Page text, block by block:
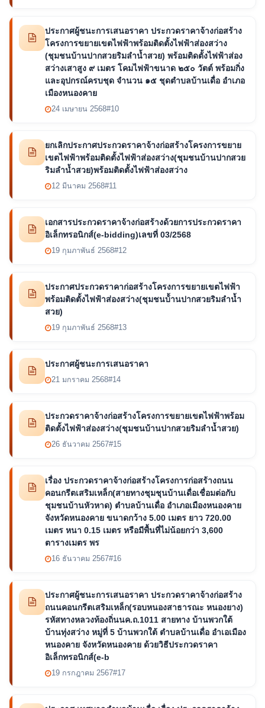
ประกาศผู้ชนะการเสนอราคา ประกวดราคาจ้างก่อสร้าง
โครงการขยายเขตไฟฟ้าพร้อมติดตั้งไฟฟ้าส่องสว่าง
(ชุมชนบ้านปากสวยริมลำน้ำสวย) พร้อมติดตั้งไฟฟ้าส่อง
สว่างเสาสูง ๙ เมตร โคมไฟฟ้าขนาด ๒๕๐ วัตต์ พร้อมกิ่ง
และอุปกรณ์ครบชุด จำนวน ๑๕ ชุดตำบลบ้านเดื่อ อำเภอ
เมืองหนองคาย
24 เมษายน 2568#10
ยกเลิกประกาศประกวดราคาจ้างก่อสร้างโครงการขยาย
เขตไฟฟ้าพร้อมติดตั้งไฟฟ้าส่องสว่าง(ชุมชนบ้านปากสวย
ริมลำน้ำสวย)พร้อมติดตั้งไฟฟ้าส่องสว่าง
12 มีนาคม 2568#11
เอกสารประกวดราคาจ้างก่อสร้างด้วยการประกวดราคา
อิเล็กทรอนิกส์(e-bidding)เลขที่ 03/2568
19 กุมภาพันธ์ 2568#12
ประกาศประกวดราคาก่อสร้างโครงการขยายเขตไฟฟ้า
พร้อมติดตั้งไฟฟ้าส่องสว่าง(ชุมชนบ้้านปากสวยริมลำน้ำ
สวย)
19 กุมภาพันธ์ 2568#13
ประกาศผู้ชนะการเสนอราคา
21 มกราคม 2568#14
ประกวดราคาจ้างก่อสร้างโครงการขยายเขตไฟฟ้าพร้อม
ติดตั้งไฟฟ้าส่องสว่าง(ชุมชนบ้านปากสวยริมลำน้ำสวย)
26 ธันวาคม 2567#15
เรื่อง ประกวดราคาจ้างก่อสร้างโครงการก่อสร้างถนน
คอนกรีตเสริมเหล็ก(สายทางชุมชุนบ้านเดื่อเชื่อมต่อกับ
ชุมชนบ้านหัวหาด) ตำบลบ้านเดื่อ อำเภอเมืองหนองคาย
จังหวัดหนองคาย ขนาดกว้าง 5.00 เมตร ยาว 720.00
เมตร หนา 0.15 เมตร หรือมีพื้นที่ไม่น้อยกว่า 3,600
ตารางเมตร พร
16 ธันวาคม 2567#16
ประกาศผู้ชนะการเสนอราคา ประกวดราคาจ้างก่อสร้าง
ถนนคอนกรีตเสริมเหล็ก(รอบหนองสาธารณะ หนองยาง)
รหัสทางหลวงท้องถิ่นนค.ถ.1011 สายทาง บ้านพวกใต้
บ้านทุ่งสว่าง หมู่ที่ 5 บ้านพวกใต้ ตำบลบ้านเดื่อ อำเอเมือง
หนองคาย จังหวัดหนองคาย ด้วยวิธีประกวดราคา
อิเล็กทรอนิกส์(e-b
19 กรกฎาคม 2567#17